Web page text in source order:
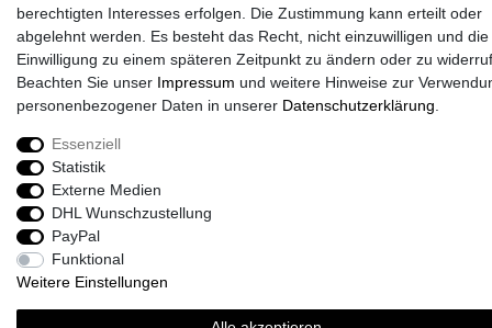
berechtigten Interesses erfolgen. Die Zustimmung kann erteilt oder
abgelehnt werden. Es besteht das Recht, nicht einzuwilligen und die
Einwilligung zu einem späteren Zeitpunkt zu ändern oder zu
Beachten Sie unser Impressum und weitere Hinweise zur
personenbezogener Daten in unserer Daten­schutz­erklärung
Essenziell
Statistik
Externe Medien
DHL Wunschzustellung
PayPal
Funktional
Weitere Einstellungen